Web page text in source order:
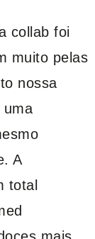
collab foi
muito pelas
nossa
uma
A
total